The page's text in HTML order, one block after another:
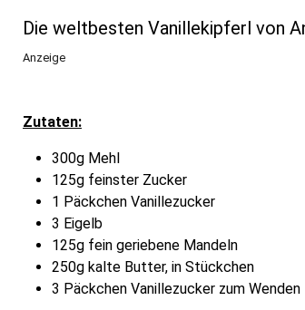
Die weltbesten Vanillekipferl von
Anzeige
Zutaten:
300g Mehl
125g feinster Zucker
1 Päckchen Vanillezucker
3 Eigelb
125g fein geriebene Mandeln
250g kalte Butter, in Stückchen
3 Päckchen Vanillezucker zum Wenden